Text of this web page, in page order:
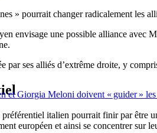
» pourrait changer radicalement les
envisage une possible alliance avec
par ses alliés d’extrême droite, y
et Giorgia Meloni doivent « guider »
italien pourrait finir par être
européen et ainsi se concentrer sur